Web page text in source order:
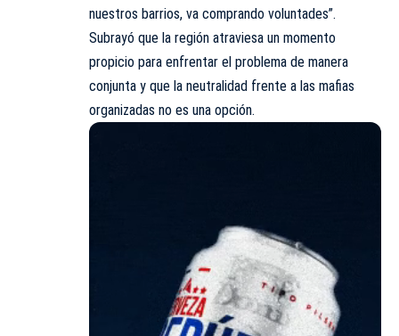
nuestros barrios, va comprando voluntades”.
Subrayó que la región atraviesa un momento
propicio para enfrentar el problema de manera
conjunta y que la neutralidad frente a las mafias
organizadas no es una opción.